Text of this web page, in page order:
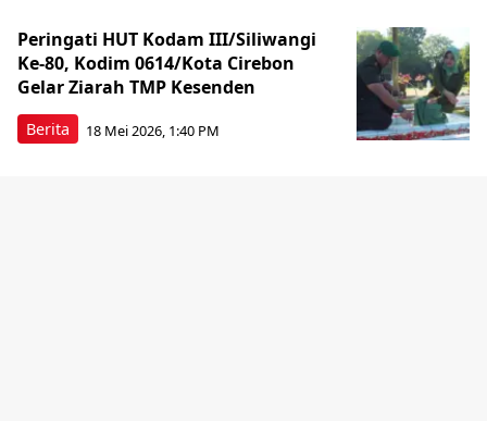
Berita
Peringati HUT Kodam III/Siliwangi
Ke-80, Kodim 0614/Kota Cirebon
Gelar Ziarah TMP Kesenden
18 Mei 2026, 1:40 PM